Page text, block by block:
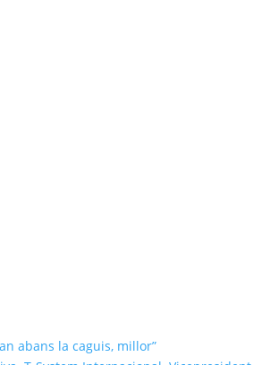
abans la caguis, millor”